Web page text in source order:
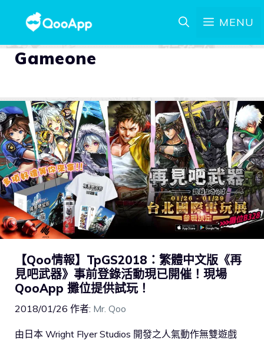
MENU
Gameone
【Qoo情報】TpGS2018：繁體中文版《再
見吧武器》事前登錄活動現已開催！現場
QooApp 攤位提供試玩！
2018/01/26 作者: Mr. Qoo
由日本 Wright Flyer Studios 開發之人氣動作無雙遊戲